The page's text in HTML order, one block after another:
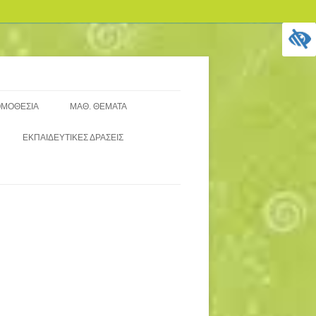
ΑΞΙΟΛΟΓΗΣΗ ΣΧΟΛ. ΜΟΝΑΔΑΣ (
ΜΑΘ. ΘΕΜΑΤΑ
5ΜΕΛΉ ΜΑΘΗΤΙΚΆ ΣΥΜΒΟΎΛΙΑ
ΕΚΠΑΙΔΕΥΤΙΚΈΣ ΔΡΆΣΕΙΣ